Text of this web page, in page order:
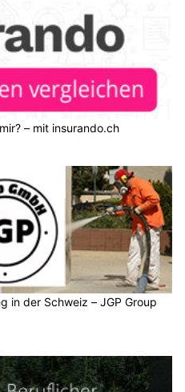
– mit insurando.ch
in der Schweiz – JGP Group